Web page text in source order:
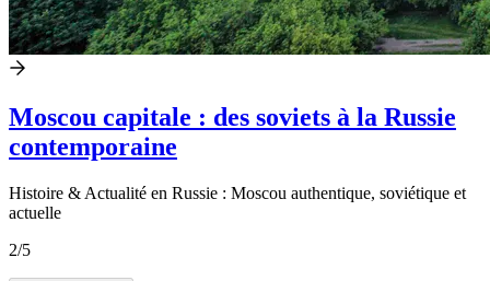
Moscou capitale : des soviets à la Russie
contemporaine
Histoire & Actualité en Russie : Moscou authentique, soviétique et
actuelle
2/5